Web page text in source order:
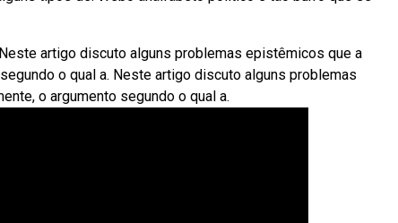
artigo discuto alguns problemas epistêmicos que a
o qual a. Neste artigo discuto alguns problemas
o argumento segundo o qual a.